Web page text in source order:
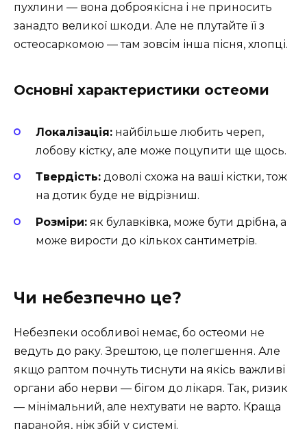
пухлини — вона доброякісна і не приносить
занадто великої шкоди. Але не плутайте її з
остеосаркомою — там зовсім інша пісня, хлопці.
Основні характеристики остеоми
Локалізація: найбільше любить череп,
лобову кістку, але може поцупити ще щось.
Твердість: доволі схожа на ваші кістки, тож
на дотик буде не відрізниш.
Розміри: як булавківка, може бути дрібна, а
може вирости до кількох сантиметрів.
Чи небезпечно це?
Небезпеки особливої немає, бо остеоми не
ведуть до раку. Зрештою, це полегшення. Але
якщо раптом почнуть тиснути на якісь важливі
органи або нерви — бігом до лікаря. Так, ризик
— мінімальний, але нехтувати не варто. Краща
паранойя, ніж збій у системі.